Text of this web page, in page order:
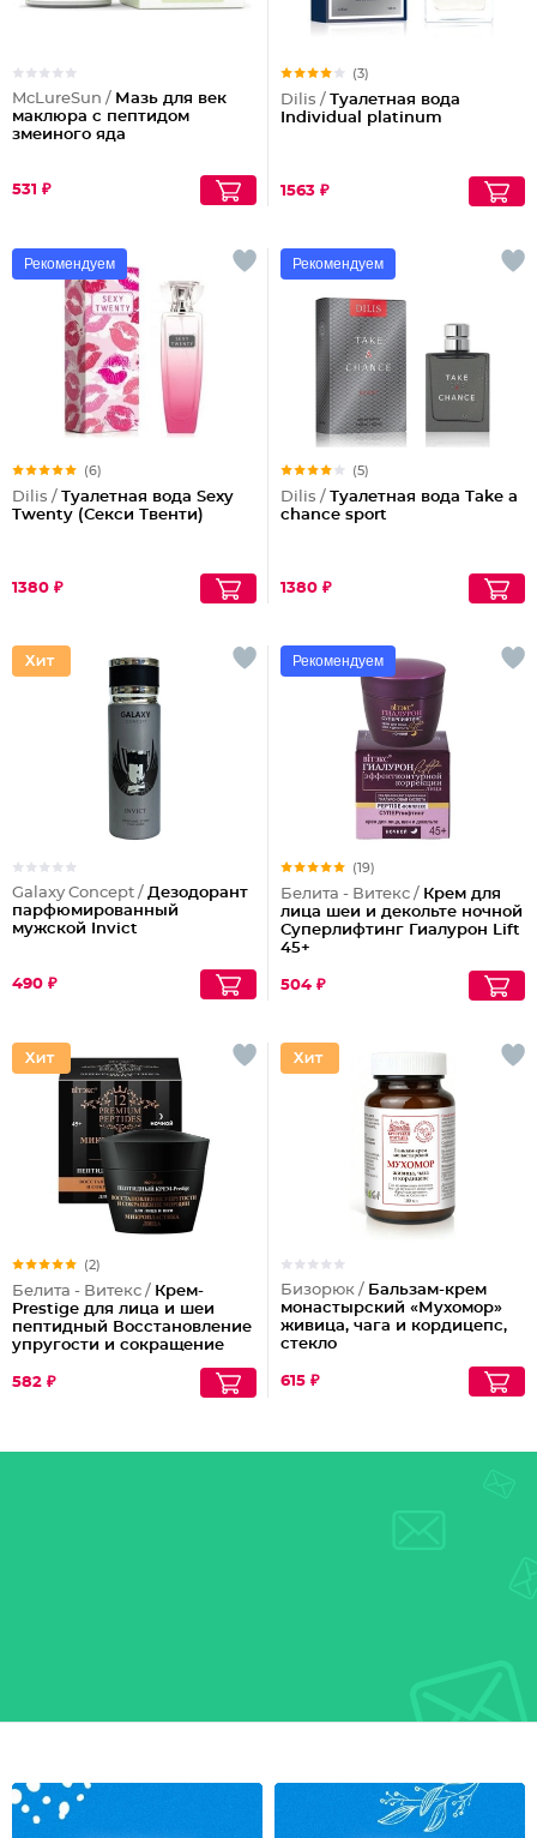
McLureSun / Мазь для век
маклюра с пептидом
змеиного яда
531 ₽
(3)
Dilis / Туалетная вода
Individual platinum
1563 ₽
Рекомендуем
(6)
Dilis / Туалетная вода Sexy
Twenty (Секси Твенти)
1380 ₽
Рекомендуем
(5)
Dilis / Туалетная вода Take a
chance sport
1380 ₽
Galaxy Concept / Дезодорант
парфюмированный
мужской Invict
490 ₽
Рекомендуем
(19)
Белита - Витекс / Крем для
лица шеи и декольте ночной
Суперлифтинг Гиалурон Lift
45+
504 ₽
(2)
Белита - Витекс / Крем-
Prestige для лица и шеи
пептидный Восстановление
упругости и сокращение
582 ₽
Бизорюк / Бальзам-крем
монастырский «Мухомор»
живица, чага и кордицепс,
стекло
615 ₽